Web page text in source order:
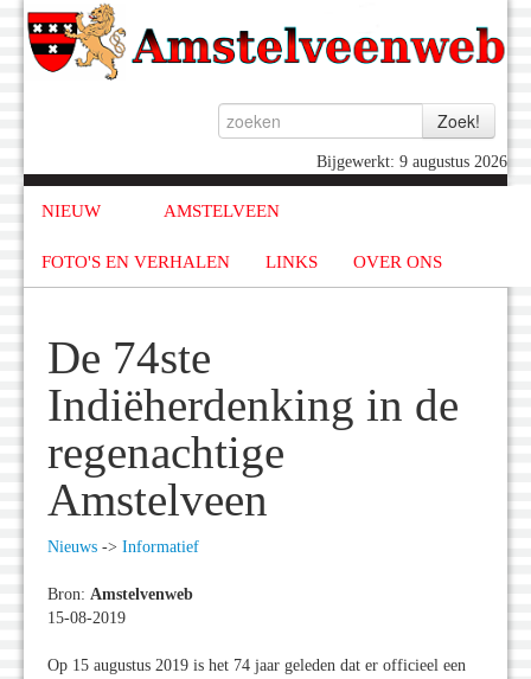
Bijgewerkt: 9 augustus 2026
NIEUW AMSTELVEEN
FOTO'S EN VERHALEN LINKS OVER ONS
De 74ste
Indiëherdenking in de
regenachtige
Amstelveen
Nieuws -> Informatief
Bron: Amstelvenweb
15-08-2019
Op 15 augustus 2019 is het 74 jaar geleden dat er officieel een